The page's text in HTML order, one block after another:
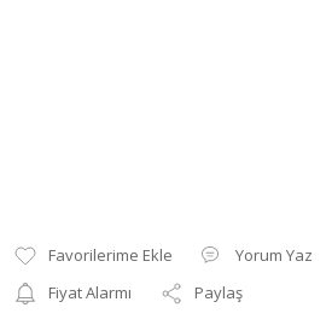
Yorum Yaz
Fiyat Alarmı
Paylaş